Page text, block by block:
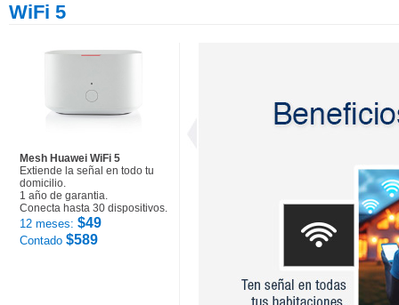
WiFi 5
Mesh Huawei WiFi 5
Extiende la señal en todo tu
domicilio.
1 año de garantia.
Conecta hasta 30 dispositivos.
12 meses: $49
Contado $589